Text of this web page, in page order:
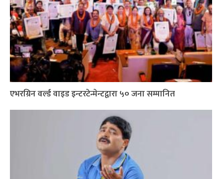
एभरग्रिन वर्ल्ड वाइड इन्टरटेन्मेन्टद्वारा ५० जना सम्मानित